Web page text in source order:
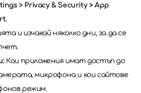
> Privacy & Security > App
.
и изчакай няколко дни, за да се
Кои приложения имат достъп до
микрофона и кои сайтове
режим.